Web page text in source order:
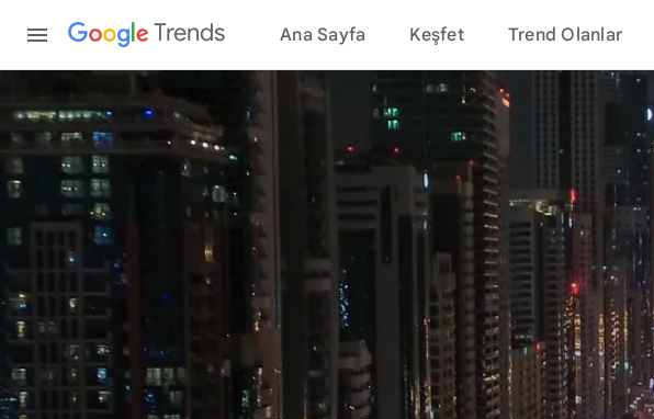
Trends Ana Sayfa Keşfet Trend Olanlar